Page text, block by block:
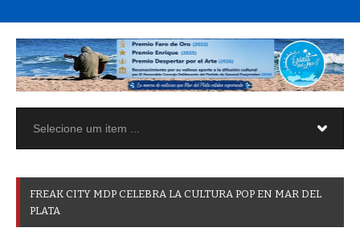
FREAK CITY MDP CELEBRA LA CULTURA POP EN MAR DEL
PLATA